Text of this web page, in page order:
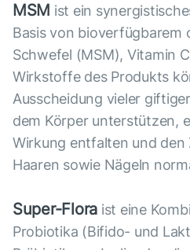
MSM ist ein
Basis von bioverfügbarem
Schwefel (MSM), Vitamin
Wirkstoffe des Produkts
Ausscheidung vieler
dem Körper unterstützen,
Wirkung entfalten und den
Haaren sowie Nägeln
Super-Flora ist eine
Probiotika (Bifido- und